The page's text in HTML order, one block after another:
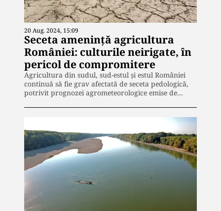
20 Aug. 2024, 15:09
Seceta amenință agricultura
României: culturile neirigate, în
pericol de compromitere
Agricultura din sudul, sud-estul și estul României
continuă să fie grav afectată de seceta pedologică,
potrivit prognozei agrometeorologice emise de…